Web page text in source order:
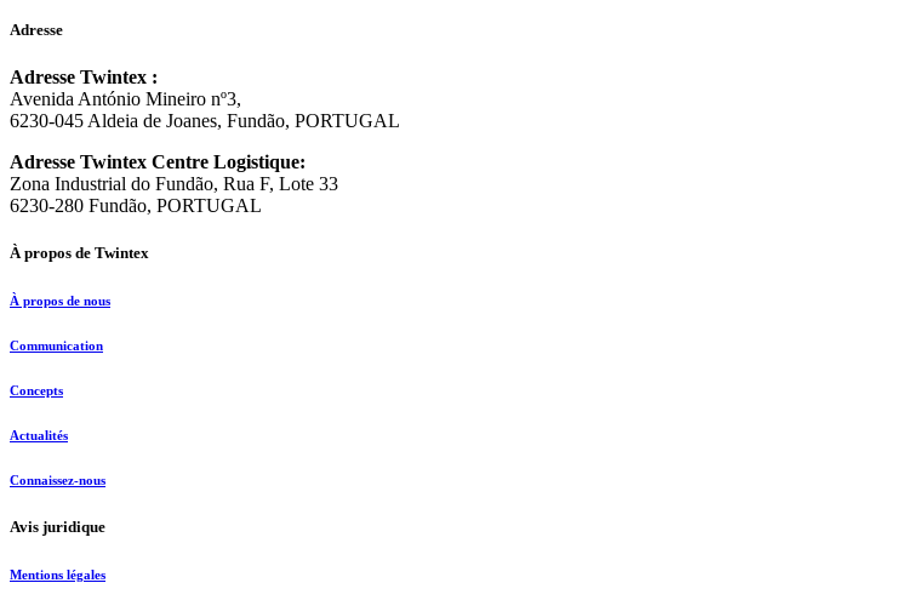
Adresse
Adresse Twintex :
Avenida António Mineiro nº3,
6230-045 Aldeia de Joanes, Fundão, PORTUGAL
Adresse Twintex Centre Logistique:
Zona Industrial do Fundão, Rua F, Lote 33
6230-280 Fundão, PORTUGAL
À propos de Twintex
À propos de nous
Communication
Concepts
Actualités
Connaissez-nous
Avis juridique
Mentions légales